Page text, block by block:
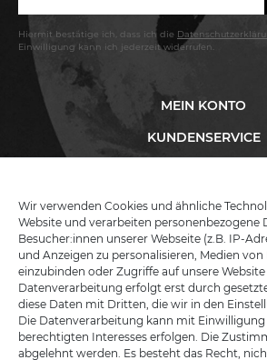
MEIN KONTO
KUNDENSERVICE
Hiermit bestätige ich, dass ich die
Einwilligung kann ich jederzeit widerrufen.
KATANA-LAND
R.B. Trading GmbH
Lutzweg 2a
D - 04910 Elsterwerda
Hotline: +49 (0)
Wir verwenden Cookies und ähnliche
Website und verarbeiten personenbezogene
Besucher:innen unserer Webseite (z.B. IP-
und Anzeigen zu personalisieren, Medien
einzubinden oder Zugriffe auf unsere
Datenverarbeitung erfolgt erst durch
diese Daten mit Dritten, die wir in den
Die Datenverarbeitung kann mit
berechtigten Interesses erfolgen. Die
abgelehnt werden. Es besteht das Recht,